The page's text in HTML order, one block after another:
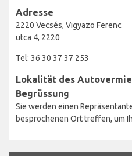
Adresse
2220 Vecsés, Vigyazo Ferenc
utca 4, 2220
Tel: 36 30 37 37 253
Lokalität des
Begrüssung
Sie werden einen
besprochenen Ort treffen, um